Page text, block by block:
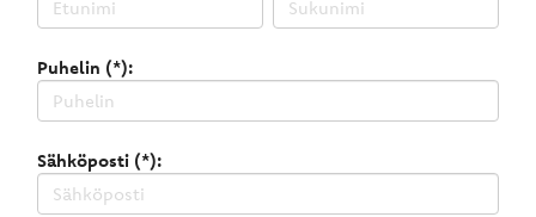
Puhelin (*):
Sähköposti (*):